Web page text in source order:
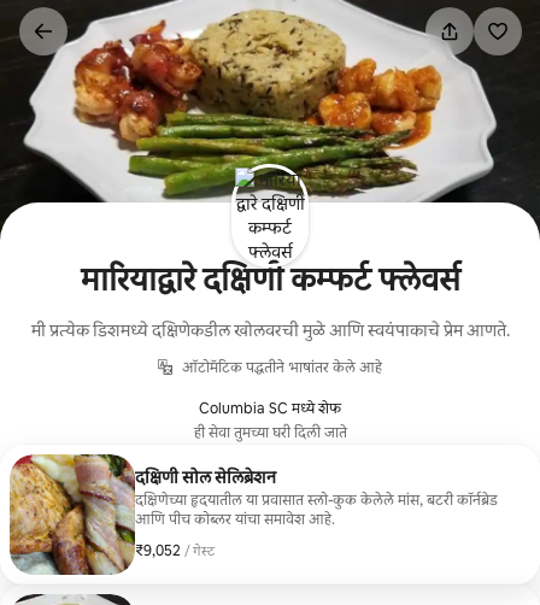
कंटेंटवर
जा
मारियाद्वारे दक्षिणी कम्फर्ट फ्लेवर्स
मी प्रत्येक डिशमध्ये दक्षिणेकडील खोलवरची मुळे आणि स्वयंपाकाचे प्रेम आणते.
ऑटोमॅटिक पद्धतीने भाषांतर केले आहे
Columbia SC मध्ये शेफ
ही सेवा तुमच्या घरी दिली जाते
दक्षिणी सोल सेलिब्रेशन
दक्षिणेच्या हृदयातील या प्रवासात स्लो-कुक केलेले मांस, बटरी कॉर्नब्रेड
आणि पीच कोब्लर यांचा समावेश आहे.
₹9,052 / गेस्ट
₹9,052 प्रति गेस्ट